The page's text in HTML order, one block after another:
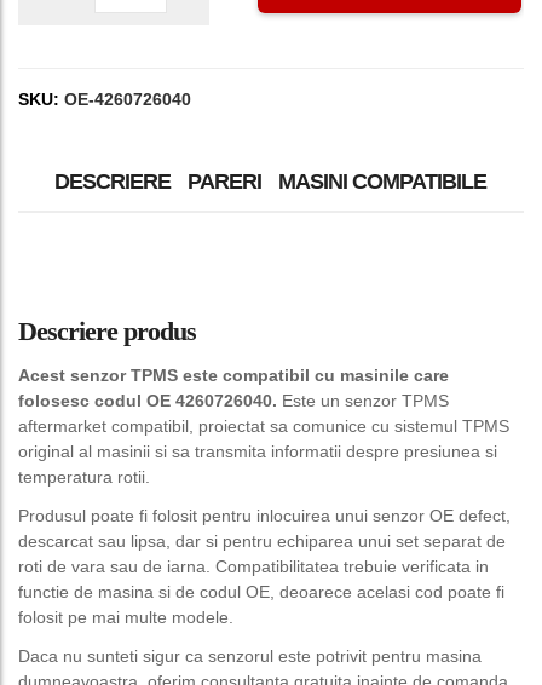
SKU: OE-4260726040
DESCRIERE PARERI MASINI COMPATIBILE
Descriere produs
Acest senzor TPMS este compatibil cu masinile care
folosesc codul OE 4260726040. Este un senzor TPMS
aftermarket compatibil, proiectat sa comunice cu sistemul TPMS
original al masinii si sa transmita informatii despre presiunea si
temperatura rotii.
Produsul poate fi folosit pentru inlocuirea unui senzor OE defect,
descarcat sau lipsa, dar si pentru echiparea unui set separat de
roti de vara sau de iarna. Compatibilitatea trebuie verificata in
functie de masina si de codul OE, deoarece acelasi cod poate fi
folosit pe mai multe modele.
Daca nu sunteti sigur ca senzorul este potrivit pentru masina